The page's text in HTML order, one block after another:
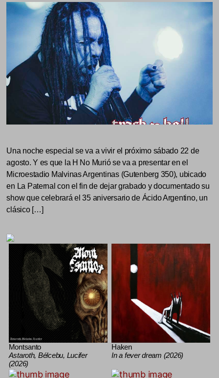
Una noche especial se va a vivir el próximo sábado 22 de
agosto. Y es que la H No Murió se va a presentar en el
Microestadio Malvinas Argentinas (Gutenberg 350), ubicado
en La Paternal con el fin de dejar grabado y documentado su
show que celebrará el 35 aniversario de Ácido Argentino, un
clásico […]
Montsanto
Astaroth, Bélcebu, Lucifer
(2026)
Haken
In a fever dream (2026)